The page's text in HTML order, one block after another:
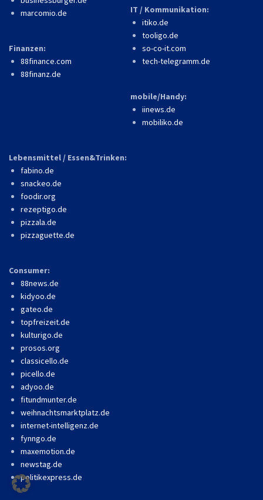
marcomio.de
Finanzen:
88finance.com
88finanz.de
IT / Kommunikation:
itiko.de
tooligo.de
so-co-it.com
tech-telegramm.de
mobile/Handy:
iinews.de
mobiliko.de
Lebensmittel / Essen&Trinken:
fabino.de
snackeo.de
foodir.org
rezeptigo.de
pizzala.de
pizzaguette.de
Consumer:
88news.de
kidyoo.de
gateo.de
topfreizeit.de
kulturigo.de
prosos.org
classicello.de
picello.de
adyoo.de
fitundmunter.de
weihnachtsmarktplatz.de
internet-intelligenz.de
fynngo.de
maxemotion.de
newstag.de
politikexpress.de